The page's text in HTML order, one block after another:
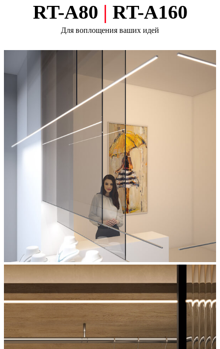
RT-A80 | RT-A160
Для воплощения ваших идей